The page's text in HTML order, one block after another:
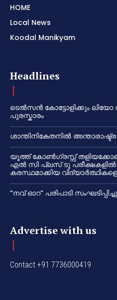
HOME
Local News
Koodal Manikyam
Headlines
ടെൽസൻ കോട്ടോളിക്കും
പുരസ്കാരം
ശാന്തിനികേതനിൽ
യൂത്ത് കോൺഗ്രസ്സ്
എൽ സി പ്ലസ് ടു പരീക്ഷകളിൽ
കരസ്ഥമാക്കിയ
“നവ് ഓറ” പരിപാടി സംഘടിപ്പിച്ചു
Advertise with us
Contact +91 7736000419